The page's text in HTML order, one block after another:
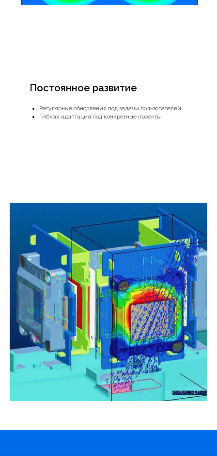
Постоянное развитие
Регулярные обновления под задачи пользователей
Гибкая адаптация под конкретные проекты